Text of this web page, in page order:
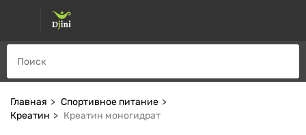
Главная
Спортивное питание
Креатин
Креатин моногидрат